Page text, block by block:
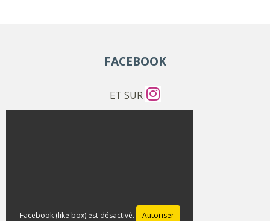
FACEBOOK
ET SUR
Facebook (like box) est désactivé. Autoriser